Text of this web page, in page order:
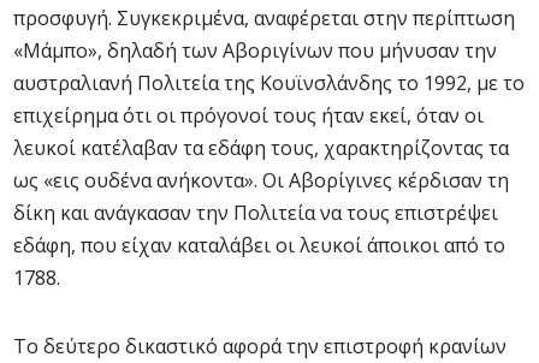
προσφυγή. Συγκεκριμένα, αναφέρεται στην περίπτωση
«Μάμπο», δηλαδή των Αβοριγίνων που μήνυσαν την
αυστραλιανή Πολιτεία της Κουϊνσλάνδης το 1992, με το
επιχείρημα ότι οι πρόγονοί τους ήταν εκεί, όταν οι
λευκοί κατέλαβαν τα εδάφη τους, χαρακτηρίζοντας τα
ως «εις ουδένα ανήκοντα». Οι Αβορίγινες κέρδισαν τη
δίκη και ανάγκασαν την Πολιτεία να τους επιστρέψει
εδάφη, που είχαν καταλάβει οι λευκοί άποικοι από το
1788.
Το δεύτερο δικαστικό αφορά την επιστροφή κρανίων